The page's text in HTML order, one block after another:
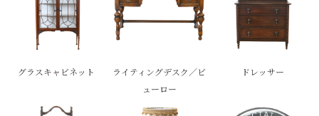
グラスキャビネット
ライティングデスク／ビ
ューロー
ドレッサー